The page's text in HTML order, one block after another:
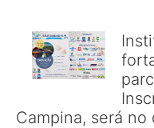
Campina, será no